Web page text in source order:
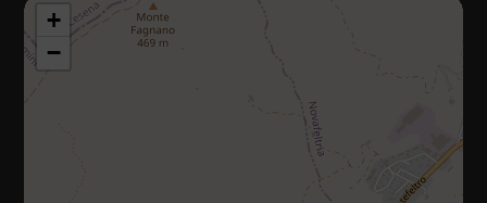
+
−
47867 Via Campiano, 10, Talamello (Rimini)